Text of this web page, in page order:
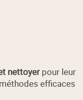
nettoyerpour leur
efficaces